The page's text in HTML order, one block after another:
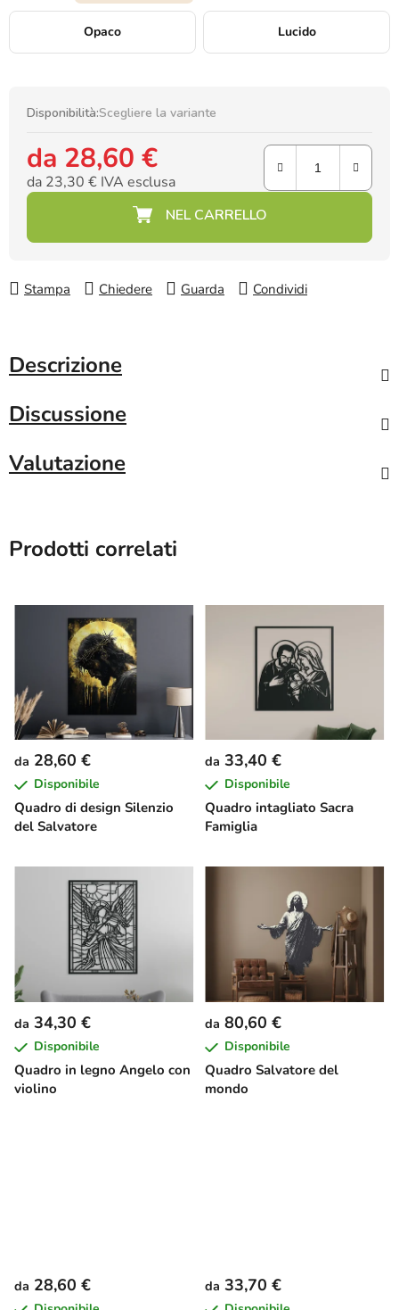
Opaco Lucido
Disponibilità:Scegliere la variante
da 28,60 €
da 23,30 € IVA esclusa
Prezzo della misura:
Stampa Chiedere Guarda Condividi
Descrizione
Discussione
Valutazione
Prodotti correlati
Quadro di design Silenzio
del Salvatore
da 28,60 €
Disponibile
Quadro intagliato Sacra
Famiglia
da 33,40 €
Disponibile
Quadro in legno Angelo con
violino
da 34,30 €
Disponibile
Quadro Salvatore del
mondo
da 80,60 €
Disponibile
da 28,60 € da 33,70 €